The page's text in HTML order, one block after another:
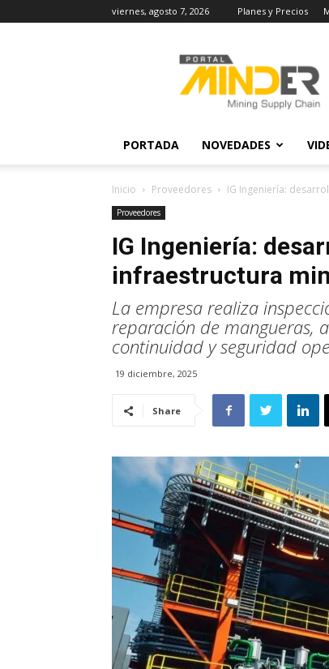
viernes, agosto 7, 2026 Planes y Precios
Actualidad
Minera
PORTADA NOVEDADES
Inicio Proveedores IG Ingeniería:
Proveedores
IG Ingeniería:
infraestructura
La empresa realiza
reparación de mangueras,
continuidad y seguridad
19 diciembre, 2025
Share